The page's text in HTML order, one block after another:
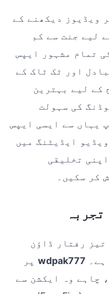
ویڈیوز دیکھنے کے
لیے جنت سے کم
تمام مشہور ایپس
اور ٹک ٹاک کے
کے لیے بہترین
کی سہولت
یہاں سے ایسی ایپس
ایڈیٹنگ میں
تخلیقی
کر سکیں۔
رفتار ڈاؤن
wdpak777 پر
چاہے وہ ایکشن سے